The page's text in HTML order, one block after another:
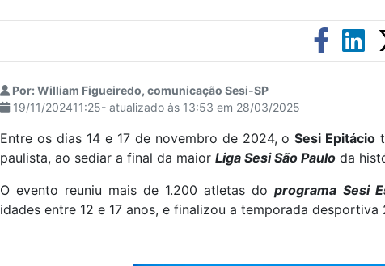
Por: William Figueiredo, comunicação Sesi-SP
19/11/202411:25- atualizado às 13:53 em 28/03/2025
Entre os dias 14 e 17 de novembro de 2024, oSesi Epitácio
paulista, ao sediar a final da maior Liga Sesi São Paulo da
O evento reuniu mais de 1.200 atletas doprograma Sesi
idades entre 12 e 17 anos, e finalizou a temporada